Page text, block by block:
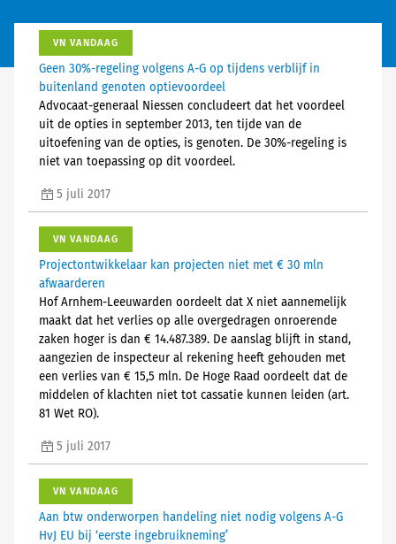
VN VANDAAG
Geen 30%-regeling volgens A-G op tijdens verblijf in
buitenland genoten optievoordeel
Advocaat-generaal Niessen concludeert dat het voordeel
uit de opties in september 2013, ten tijde van de
uitoefening van de opties, is genoten. De 30%-regeling is
niet van toepassing op dit voordeel.
5 juli 2017
VN VANDAAG
Projectontwikkelaar kan projecten niet met € 30 mln
afwaarderen
Hof Arnhem-Leeuwarden oordeelt dat X niet aannemelijk
maakt dat het verlies op alle overgedragen onroerende
zaken hoger is dan € 14.487.389. De aanslag blijft in stand,
aangezien de inspecteur al rekening heeft gehouden met
een verlies van € 15,5 mln. De Hoge Raad oordeelt dat de
middelen of klachten niet tot cassatie kunnen leiden (art.
81 Wet RO).
5 juli 2017
VN VANDAAG
Aan btw onderworpen handeling niet nodig volgens A-G
HvJ EU bij ‘eerste ingebruikneming’